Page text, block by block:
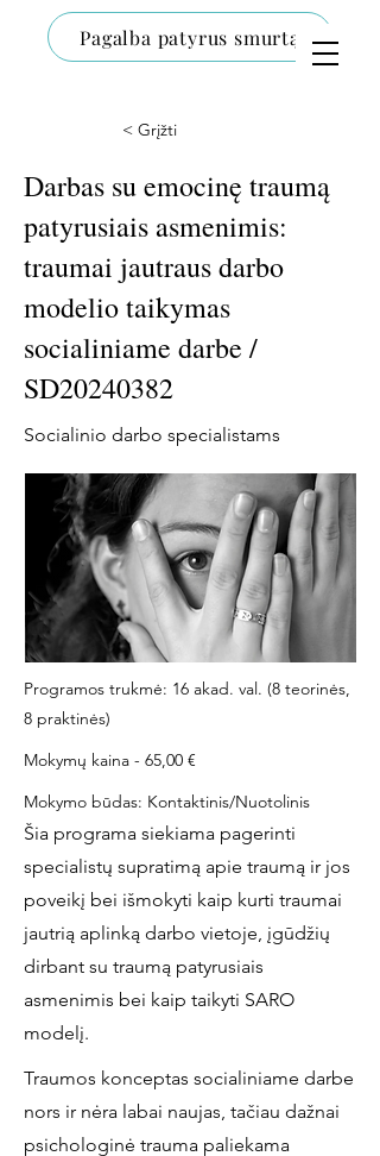
Pagalba patyrus smurtą
< Grįžti
Darbas su emocinę traumą
patyrusiais asmenimis:
traumai jautraus darbo
modelio taikymas
socialiniame darbe /
SD20240382
Socialinio darbo specialistams
Programos trukmė: 16 akad. val. (8 teorinės,
8 praktinės)
Mokymų kaina - 65,00 €
Mokymo būdas: Kontaktinis/Nuotolinis
Šia programa siekiama pagerinti
specialistų supratimą apie traumą ir jos
poveikį bei išmokyti kaip kurti traumai
jautrią aplinką darbo vietoje, įgūdžių
dirbant su traumą patyrusiais
asmenimis bei kaip taikyti SARO
modelį.
Traumos konceptas socialiniame darbe
nors ir nėra labai naujas, tačiau dažnai
psichologinė trauma paliekama